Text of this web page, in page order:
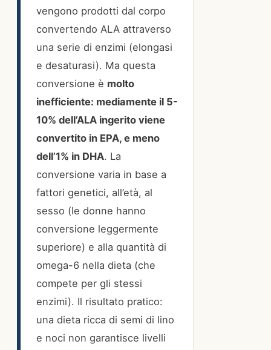
vengono prodotti dal corpo
convertendo ALA attraverso
una serie di enzimi (elongasi
e desaturasi). Ma questa
conversione è molto
inefficiente: mediamente il 5-
10% dell’ALA ingerito viene
convertito in EPA, e meno
dell’1% in DHA. La
conversione varia in base a
fattori genetici, all’età, al
sesso (le donne hanno
conversione leggermente
superiore) e alla quantità di
omega-6 nella dieta (che
compete per gli stessi
enzimi). Il risultato pratico:
una dieta ricca di semi di lino
e noci non garantisce livelli